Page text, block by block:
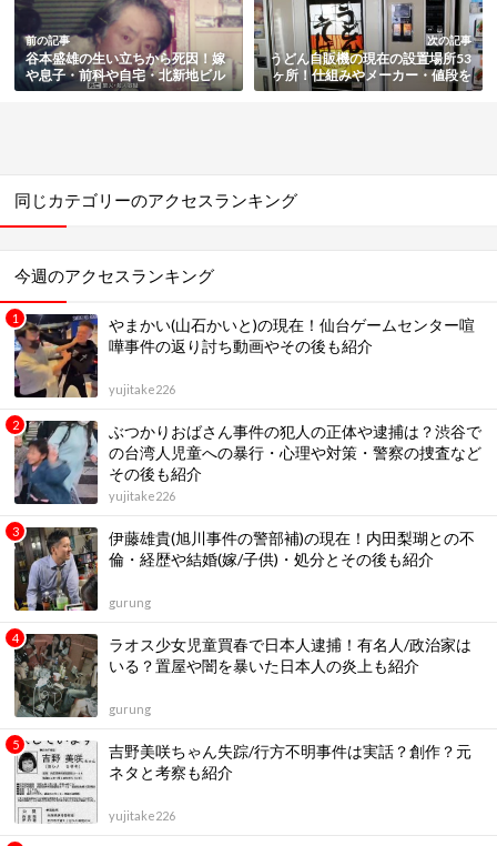
前の記事
谷本盛雄の生い立ちから死因！嫁
や息子・前科や自宅・北新地ビル
放火殺人事件の動機も総まとめ
次の記事
うどん自販機の現在の設置場所53
ヶ所！仕組みやメーカー・値段を
総まとめ
同じカテゴリーのアクセスランキング
今週のアクセスランキング
やまかい(山石かいと)の現在！仙台ゲームセンター喧
嘩事件の返り討ち動画やその後も紹介
yujitake226
ぶつかりおばさん事件の犯人の正体や逮捕は？渋谷で
の台湾人児童への暴行・心理や対策・警察の捜査など
その後も紹介
yujitake226
伊藤雄貴(旭川事件の警部補)の現在！内田梨瑚との不
倫・経歴や結婚(嫁/子供)・処分とその後も紹介
gurung
ラオス少女児童買春で日本人逮捕！有名人/政治家は
いる？置屋や闇を暴いた日本人の炎上も紹介
gurung
吉野美咲ちゃん失踪/行方不明事件は実話？創作？元
ネタと考察も紹介
yujitake226